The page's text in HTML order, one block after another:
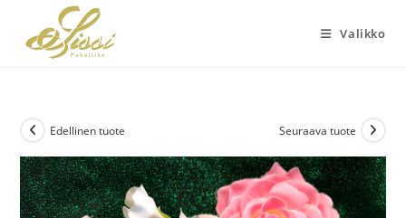
suoraan
sisältöön
Valikko
Edellinen tuote Seuraava tuote